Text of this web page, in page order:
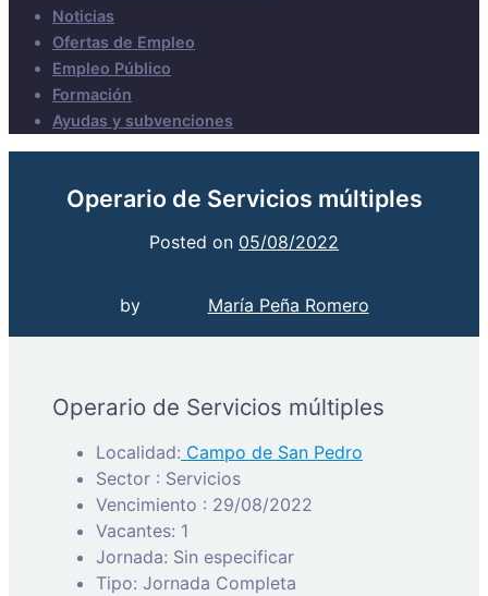
Noticias
Ofertas de Empleo
Empleo Público
Formación
Ayudas y subvenciones
Operario de Servicios múltiples
Posted on 05/08/2022
by María Peña Romero
Operario de Servicios múltiples
Localidad: Campo de San Pedro
Sector : Servicios
Vencimiento : 29/08/2022
Vacantes: 1
Jornada: Sin especificar
Tipo: Jornada Completa